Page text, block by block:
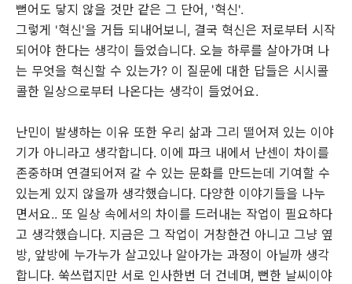
뻗어도 닿지 않을 것만 같은 그 단어, '혁신'.
그렇게 '혁신'을 거듭 되내어보니, 결국 혁신은 저로부터 시작
되어야 한다는 생각이 들었습니다. 오늘 하루를 살아가며 나
는 무엇을 혁신할 수 있는가? 이 질문에 대한 답들은 시시콜
콜한 일상으로부터 나온다는 생각이 들었어요.
난민이 발생하는 이유 또한 우리 삶과 그리 떨어져 있는 이야
기가 아니라고 생각합니다. 이에 파크 내에서 난센이 차이를
존중하며 연결되어져 갈 수 있는 문화를 만드는데 기여할 수
있는게 있지 않을까 생각했습니다. 다양한 이야기들을 나누
면서요.. 또 일상 속에서의 차이를 드러내는 작업이 필요하다
고 생각했습니다. 지금은 그 작업이 거창한건 아니고 그냥 옆
방, 앞방에 누가누가 살고있나 알아가는 과정이 아닐까 생각
합니다. 쑥쓰럽지만 서로 인사한번 더 건네며, 뻔한 날씨이야